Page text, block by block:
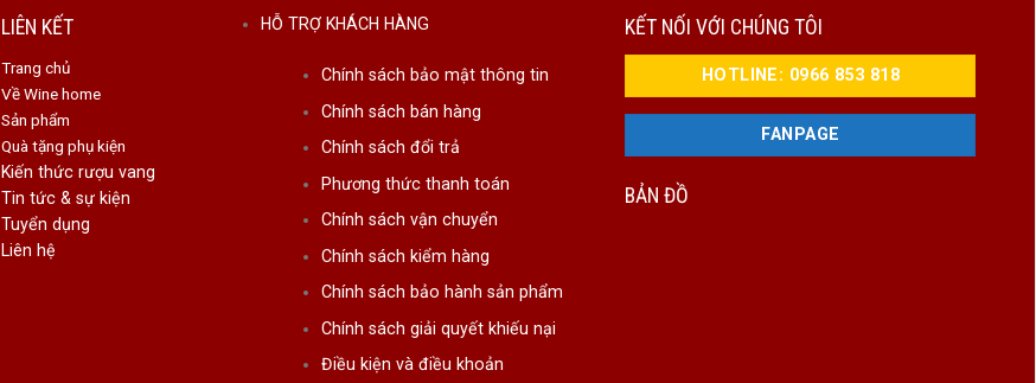
LIÊN KẾT
Trang chủ
Về Wine home
Sản phẩm
Quà tặng phụ kiện
Kiến thức rượu vang
Tin tức & sự kiện
Tuyển dụng
Liên hệ
HỖ TRỢ KHÁCH HÀNG
Chính sách bảo mật thông tin
Chính sách bán hàng
Chính sách đổi trả
Phương thức thanh toán
Chính sách vận chuyển
Chính sách kiểm hàng
Chính sách bảo hành sản phẩm
Chính sách giải quyết khiếu nại
Điều kiện và điều khoản
KẾT NỐI VỚI CHÚNG TÔI
HOTLINE: 0966 853 818
FANPAGE
BẢN ĐỒ